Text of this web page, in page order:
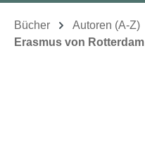
Bücher Autoren (A-Z)
Erasmus von Rotterdam